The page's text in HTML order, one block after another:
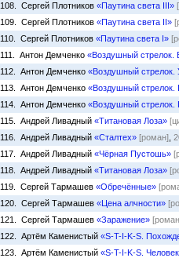
108. Сергей Плотников «Паутина света III»
109. Сергей Плотников «Паутина света II»
110. Сергей Плотников «Паутина света I»
111. Антон Демченко «Воздушный стрелок.
112. Антон Демченко «Воздушный стрелок.
113. Антон Демченко «Воздушный стрелок.
114. Антон Демченко «Воздушный стрелок.
115. Андрей Ливадный «Титановая Лоза»
116. Андрей Ливадный «Сталтех» [роман]
117. Андрей Ливадный «Чёрная Пустошь»
118. Андрей Ливадный «Титановая Лоза»
119. Сергей Тармашев «Обречённые»
120. Сергей Тармашев «Цена алчности»
121. Сергей Тармашев «Заражение»
122. Артём Каменистый «S-T-I-K-S.
123. Артём Каменистый «S-T-I-K-S.